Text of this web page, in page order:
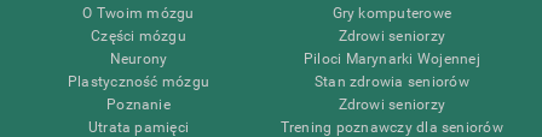
O Twoim mózgu
Części mózgu
Neurony
Plastyczność mózgu
Poznanie
Utrata pamięci
Gry komputerowe
Zdrowi seniorzy
Piloci Marynarki Wojennej
Stan zdrowia seniorów
Zdrowi seniorzy
Trening poznawczy dla seniorów